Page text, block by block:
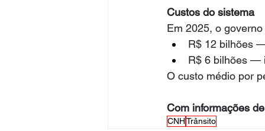
Custos do sistema
Em 2025, o
R$ 12 bilhões
R$ 6 bilhões —
O custo médio por
Com informações
CNHTrânsito